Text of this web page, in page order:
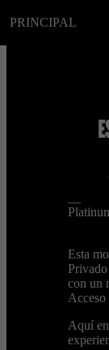
PRINCIPAL
Esta
con un
Acceso
Aquí